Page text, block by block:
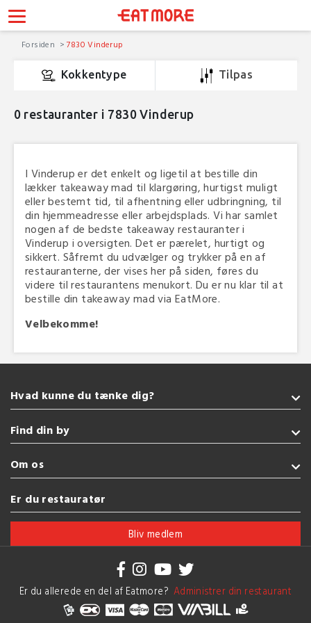
Forsiden 7830 Vinderup
Kokkentype Tilpas
0 restauranter i 7830 Vinderup
I Vinderup er det enkelt og ligetil at bestille din
lækker takeaway mad til klargøring, hurtigst muligt
eller bestemt tid, til afhentning eller udbringning, til
din hjemmeadresse eller arbejdsplads. Vi har samlet
nogen af de bedste takeaway restauranter i
Vinderup i oversigten. Det er pærelet, hurtigt og
sikkert. Såfremt du udvælger og trykker på en af
restauranterne, der vises her på siden, føres du
videre til restaurantens menukort. Du er nu klar til at
bestille din takeaway mad via EatMore.
Velbekomme!
Hvad kunne du tænke dig?
Takeaway
Sushi
Burger
Amerikansk
Se flere køkkener
Find din by
Sønderborg
Kolding
Esbjerg
Vejle
Om os
Handelsbetingelser
Brug af cookies
Er du restauratør
Bliv medlem
Er du allerede en del af Eatmore? Administrer din restaurant